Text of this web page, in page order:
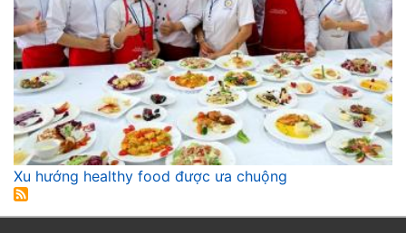
Xu hướng healthy food được ưa chuộng